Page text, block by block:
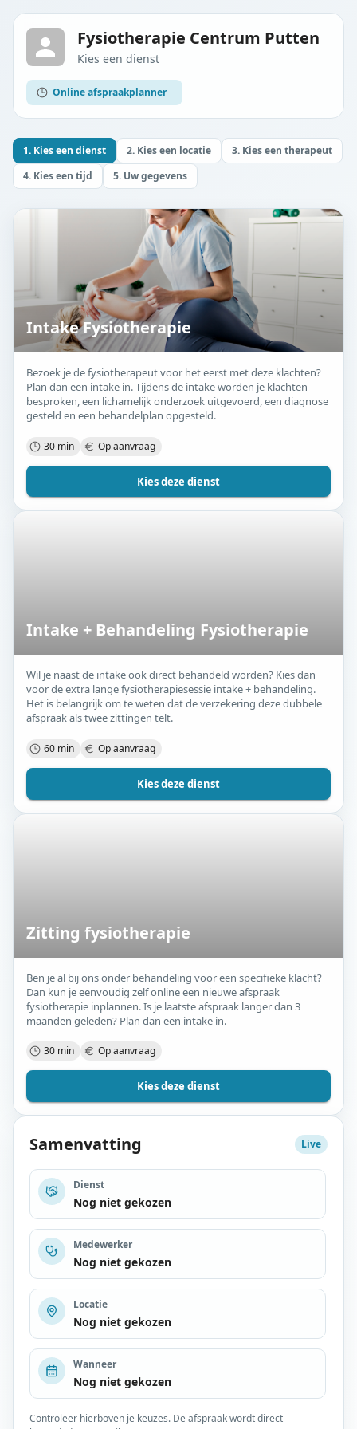
Fysiotherapie Centrum Putten
Kies een dienst
Online afspraakplanner
1. Kies een dienst 2. Kies een locatie
3. Kies een therapeut
4. Kies een tijd
5. Uw gegevens
Intake Fysiotherapie
Bezoek je de fysiotherapeut voor het eerst met deze klachten?
Plan dan een intake in. Tijdens de intake worden je klachten
besproken, een lichamelijk onderzoek uitgevoerd, een diagnose
gesteld en een behandelplan opgesteld.
30 min Op aanvraag
Kies deze dienst
Intake + Behandeling Fysiotherapie
Wil je naast de intake ook direct behandeld worden? Kies dan
voor de extra lange fysiotherapiesessie intake + behandeling.
Het is belangrijk om te weten dat de verzekering deze dubbele
afspraak als twee zittingen telt.
60 min Op aanvraag
Kies deze dienst
Zitting fysiotherapie
Ben je al bij ons onder behandeling voor een specifieke klacht?
Dan kun je eenvoudig zelf online een nieuwe afspraak
fysiotherapie inplannen. Is je laatste afspraak langer dan 3
maanden geleden? Plan dan een intake in.
30 min Op aanvraag
Kies deze dienst
Samenvatting Live
Dienst
Nog niet gekozen
Medewerker
Nog niet gekozen
Locatie
Nog niet gekozen
Wanneer
Nog niet gekozen
Controleer hierboven je keuzes. De afspraak wordt direct